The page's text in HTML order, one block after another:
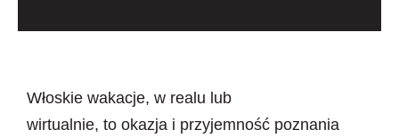
Newsletter
Włoskie wakacje, w realu lub
wirtualnie, to okazja i przyjemność poznania